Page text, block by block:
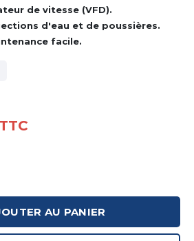
de vitesse (VFD).
d'eau et de poussières.
facile.
TTC
AU PANIER